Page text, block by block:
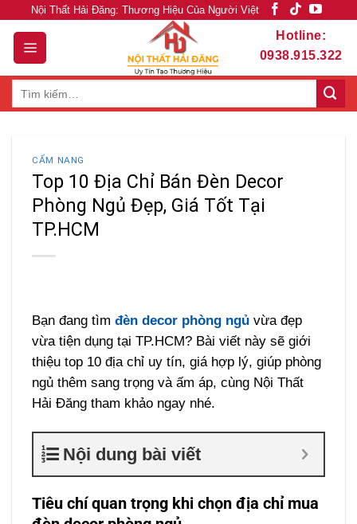
content
Nội Thất Hải Đăng: Thương Hiệu Của Người Việt
Hotline:
0938.915.322
CẨM NANG
Top 10 Địa Chỉ Bán Đèn Decor
Phòng Ngủ Đẹp, Giá Tốt Tại
TP.HCM
Bạn đang tìmđèn decor phòng ngủ vừa đẹp
vừa tiện dụng tại TP.HCM? Bài viết này sẽ giới
thiệu top 10 địa chỉ uy tín, giá hợp lý, giúp phòng
ngủ thêm sang trọng và ấm áp, cùng Nội Thất
Hải Đăng tham khảo ngay nhé.
Nội dung bài viết
Tiêu chí quan trọng khi chọn địa chỉ mua